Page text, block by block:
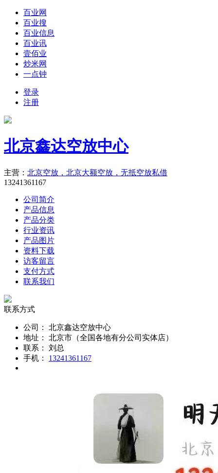
百业网
百业搜
百业信息
百业讯
壹佰业
炒米网
一点钟
登录
注册
北京鑫达空放中心
主营： 北京空放，北京大额空放，无抵空放私借
13241361167
公司简介
产品信息
产品分类
行业资讯
产品图片
资料下载
访客留言
支付方式
联系我们
联系方式
公司：
北京鑫达空放中心
地址：
北京市（全国各地有分公司实体店）
联系：
刘总
手机：
13241361167